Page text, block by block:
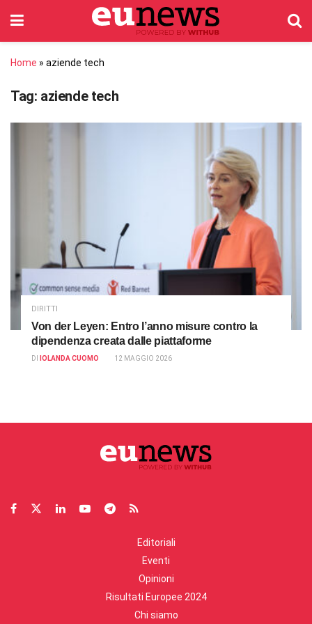
Home » aziende tech
Tag: aziende tech
DIRITTI
Von der Leyen: Entro l’anno misure contro la
dipendenza creata dalle piattaforme
DI IOLANDA CUOMO 12 MAGGIO 2026
Editoriali
Eventi
Opinioni
Risultati Europee 2024
Chi siamo